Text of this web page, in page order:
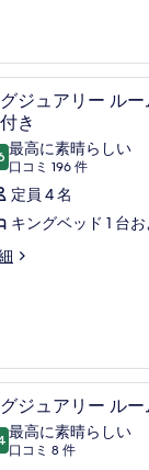
5 ジュアリー ル
き
点中 9.6
最高に素晴らしい
口コミ 196 件
(口
コ
ミ
件)
定員 4 名
キングベッド 1 台
7 ジュアリー ル
点中 9.4
最高に素晴らしい
口コミ 8 件
(口